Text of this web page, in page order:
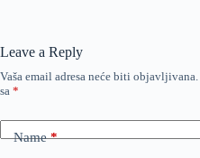
Leave a Reply
Vaša email adresa neće biti objavljivana.
sa *
Name*